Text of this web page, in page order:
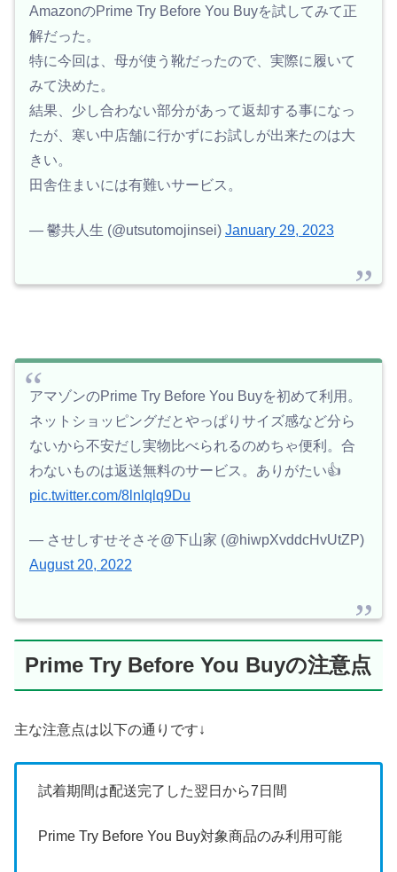
AmazonのPrime Try Before You Buyを試してみて正
解だった。
特に今回は、母が使う靴だったので、実際に履いて
みて決めた。
結果、少し合わない部分があって返却する事になっ
たが、寒い中店舗に行かずにお試しが出来たのは大
きい。
田舎住まいには有難いサービス。
— 鬱共人生 (@utsutomojinsei) January 29, 2023
アマゾンのPrime Try Before You Buyを初めて利用。
ネットショッピングだとやっぱりサイズ感など分ら
ないから不安だし実物比べられるのめちゃ便利。合
わないものは返送無料のサービス。ありがたい👍
pic.twitter.com/8lnlqlq9Du
— させしすせそさそ@下山家 (@hiwpXvddcHvUtZP)
August 20, 2022
Prime Try Before You Buyの注意点
主な注意点は以下の通りです↓
試着期間は配送完了した翌日から7日間
Prime Try Before You Buy対象商品のみ利用可能